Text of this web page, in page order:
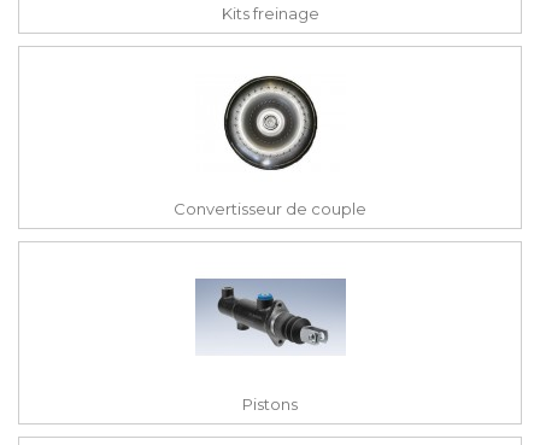
Kits freinage
Convertisseur de couple
Pistons